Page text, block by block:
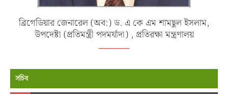
ব্রিগেডিয়ার জেনারেল (অব:) ড. এ কে এম শামছুল ইসলাম,
উপদেষ্টা (প্রতিমন্ত্রী পদমর্যাদা) , প্রতিরক্ষা মন্ত্রণালয়
সচিব